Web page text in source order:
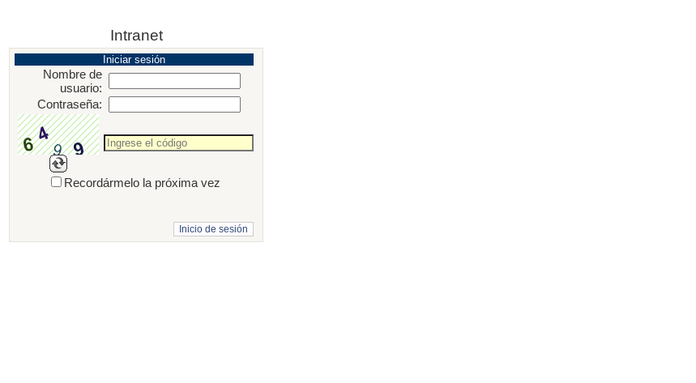
Intranet
Iniciar sesión
Nombre de
usuario:
Contraseña:
Recordármelo la próxima vez